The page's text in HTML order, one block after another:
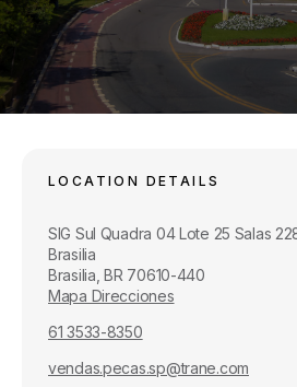
LOCATION DETAILS
SIG Sul Quadra 04 Lote 25 Salas
Brasilia
Brasilia, BR 70610-440
Mapa Direcciones
61 3533-8350
vendas.pecas.sp@trane.com